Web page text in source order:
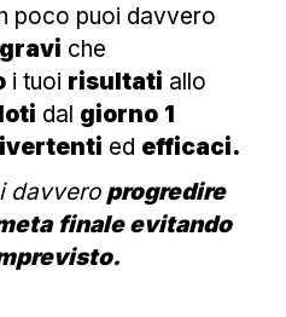
poco puoi davvero
che
i tuoi risultati allo
dal giorno 1
ed efficaci.
davvero progredire
finale evitando